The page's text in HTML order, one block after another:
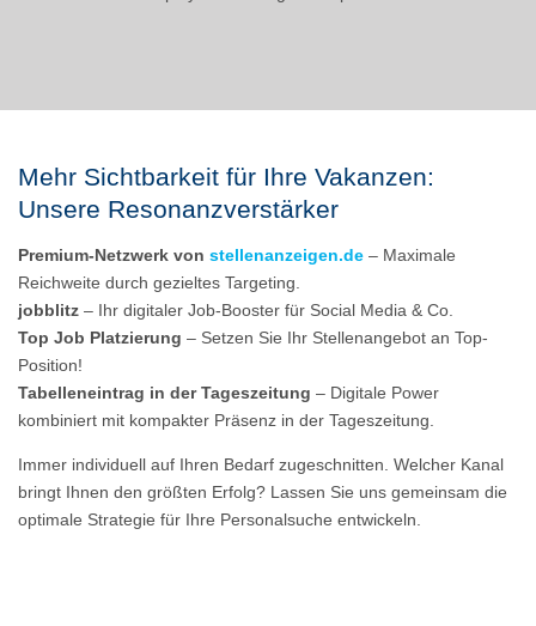
Mehr Sichtbarkeit für Ihre Vakanzen:
Unsere Resonanzverstärker
Premium-Netzwerk von stellenanzeigen.de – Maximale
Reichweite durch gezieltes Targeting.
jobblitz – Ihr digitaler Job-Booster für Social Media & Co.
Top Job Platzierung – Setzen Sie Ihr Stellenangebot an Top-
Position!
Tabelleneintrag in der Tageszeitung – Digitale Power
kombiniert mit kompakter Präsenz in der Tageszeitung.
Immer individuell auf Ihren Bedarf zugeschnitten. Welcher Kanal
bringt Ihnen den größten Erfolg? Lassen Sie uns gemeinsam die
optimale Strategie für Ihre Personalsuche entwickeln.